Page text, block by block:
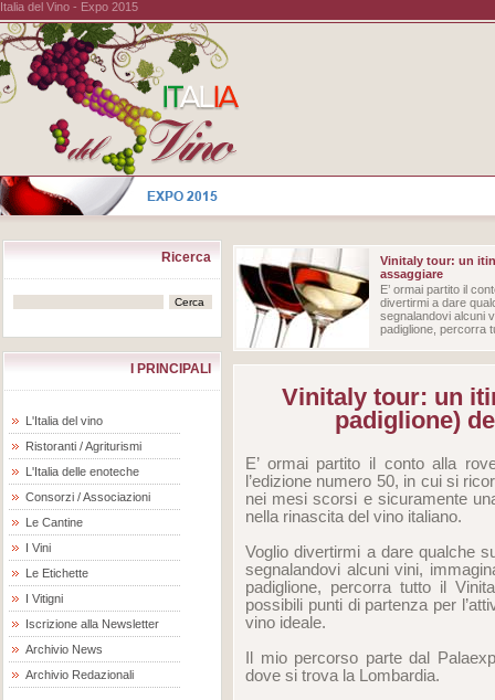
Italia del Vino - Expo 2015
Ricerca
I PRINCIPALI
L'Italia del vino
Ristoranti / Agriturismi
L'Italia delle enoteche
Consorzi / Associazioni
Le Cantine
I Vini
Le Etichette
I Vitigni
Iscrizione alla Newsletter
Archivio News
Archivio Redazionali
Vinitaly tour: un
assaggiare
E’ ormai partito il
divertirmi a dare
segnalandovi alcuni
padiglione, percorra
Vinitaly tour: un
padiglione)
E’ ormai partito il conto alla
l’edizione numero 50, in cui si
nei mesi scorsi e sicuramente
nella rinascita del vino italiano.
Voglio divertirmi a dare qualche
segnalandovi alcuni vini,
padiglione, percorra tutto il
possibili punti di partenza per
vino ideale.
Il mio percorso parte dal
dove si trova la Lombardia.